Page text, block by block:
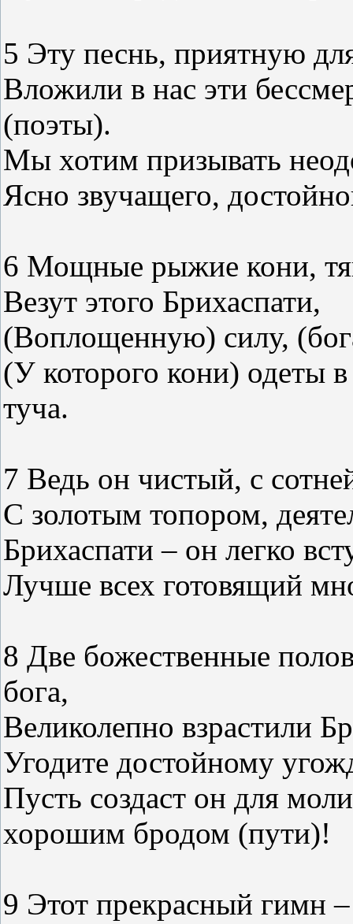
5 Эту песнь, приятную
Вложили в нас эти
(поэты).
Мы хотим призывать
Ясно звучащего,
6 Мощные рыжие кони,
Везут этого Брихаспати,
(Воплощенную) силу,
(У которого кони) одеты
туча.
7 Ведь он чистый, с
С золотым топором,
Брихаспати – он легко
Лучше всех готовящий
8 Две божественные
бога,
Великолепно взрастили
Угодите достойному
Пусть создаст он для
хорошим бродом (пути)!
9 Этот прекрасный гимн